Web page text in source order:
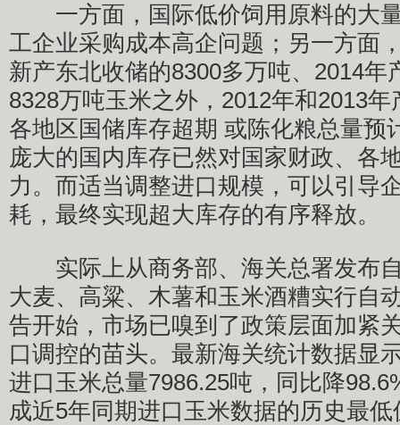
一方面，国际低价饲用原料的大
工企业采购成本高企问题；另一方面
新产东北收储的8300多万吨、2014年
8328万吨玉米之外，2012年和2013
各地区国储库存超期 或陈化粮总量预
庞大的国内库存已然对国家财政、各
力。而适当调整进口规模，可以引导
耗，最终实现超大库存的有序释放。
实际上从商务部、海关总署发布自
大麦、高粱、木薯和玉米酒糟实行自
告开始，市场已嗅到了政策层面加紧
口调控的苗头。最新海关统计数据显
进口玉米总量7986.25吨，同比降
成近5年同期进口玉米数据的历史最低